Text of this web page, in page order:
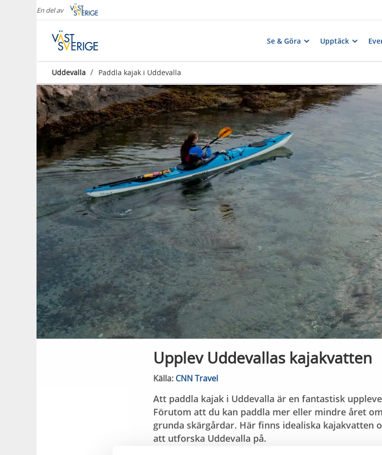
En del av
Se & Göra Upptäck
Uddevalla / Paddla kajak i Uddevalla
Upplev Uddevallas kajakvatten
Källa: CNN Travel
Att paddla kajak i Uddevalla är en fantastisk
Förutom att du kan paddla mer eller mindre året
grunda skärgårdar. Här finns idealiska kajakvatten
att utforska Uddevalla på.